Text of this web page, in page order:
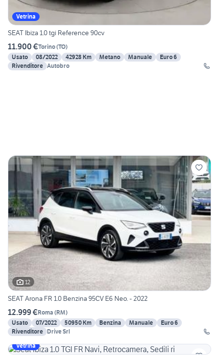
Vetrina
SEAT Ibiza 1.0 tgi Reference 90cv
11.900 €Torino(TO)
Usato
08/2022 42928 Km Metano Manuale
Euro 6
Rivenditore Autobro
12
SEAT Arona FR 1.0 Benzina 95CV E6 Neo. - 2022
12.999 €Roma (RM)
Usato
07/2022 50950 Km Benzina Manuale
Euro 6
Rivenditore Drive Srl
Vetrina